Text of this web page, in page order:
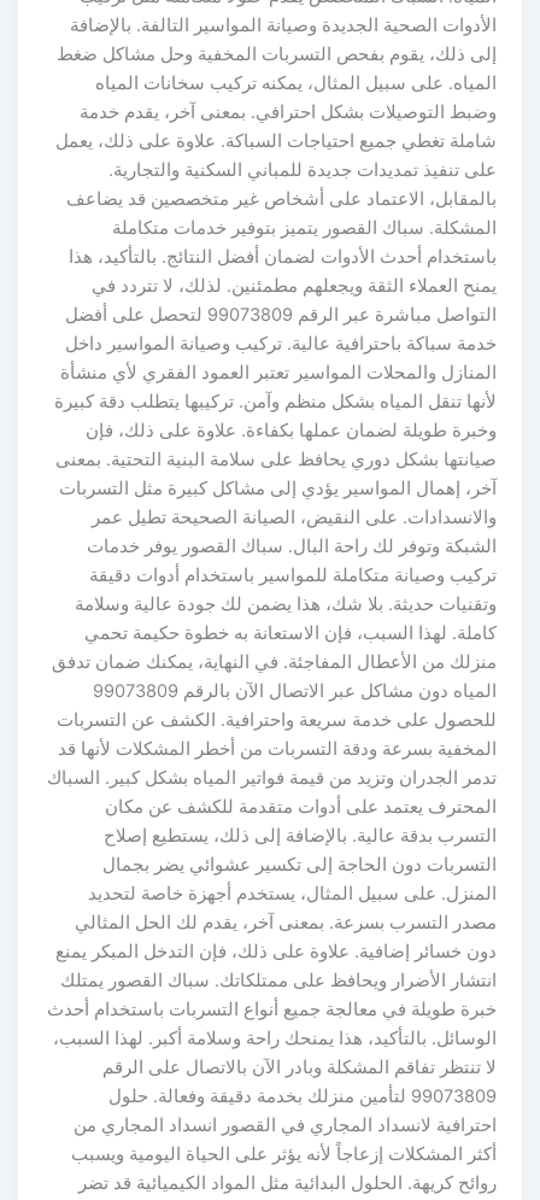
الأدوات الصحية الجديدة وصيانة المواسير التالفة. بالإضافة
إلى ذلك، يقوم بفحص التسربات المخفية وحل مشاكل ضغط
المياه. على سبيل المثال، يمكنه تركيب سخانات المياه
وضبط التوصيلات بشكل احترافي. بمعنى آخر، يقدم خدمة
شاملة تغطي جميع احتياجات السباكة. علاوة على ذلك، يعمل
على تنفيذ تمديدات جديدة للمباني السكنية والتجارية.
بالمقابل، الاعتماد على أشخاص غير متخصصين قد يضاعف
المشكلة. سباك القصور يتميز بتوفير خدمات متكاملة
باستخدام أحدث الأدوات لضمان أفضل النتائج. بالتأكيد، هذا
يمنح العملاء الثقة ويجعلهم مطمئنين. لذلك، لا تتردد في
التواصل مباشرة عبر الرقم 99073809 لتحصل على أفضل
خدمة سباكة باحترافية عالية. تركيب وصيانة المواسير داخل
المنازل والمحلات المواسير تعتبر العمود الفقري لأي منشأة
لأنها تنقل المياه بشكل منظم وآمن. تركيبها يتطلب دقة كبيرة
وخبرة طويلة لضمان عملها بكفاءة. علاوة على ذلك، فإن
صيانتها بشكل دوري يحافظ على سلامة البنية التحتية. بمعنى
آخر، إهمال المواسير يؤدي إلى مشاكل كبيرة مثل التسربات
والانسدادات. على النقيض، الصيانة الصحيحة تطيل عمر
الشبكة وتوفر لك راحة البال. سباك القصور يوفر خدمات
تركيب وصيانة متكاملة للمواسير باستخدام أدوات دقيقة
وتقنيات حديثة. بلا شك، هذا يضمن لك جودة عالية وسلامة
كاملة. لهذا السبب، فإن الاستعانة به خطوة حكيمة تحمي
منزلك من الأعطال المفاجئة. في النهاية، يمكنك ضمان تدفق
المياه دون مشاكل عبر الاتصال الآن بالرقم 99073809
للحصول على خدمة سريعة واحترافية. الكشف عن التسربات
المخفية بسرعة ودقة التسربات من أخطر المشكلات لأنها قد
تدمر الجدران وتزيد من قيمة فواتير المياه بشكل كبير. السباك
المحترف يعتمد على أدوات متقدمة للكشف عن مكان
التسرب بدقة عالية. بالإضافة إلى ذلك، يستطيع إصلاح
التسربات دون الحاجة إلى تكسير عشوائي يضر بجمال
المنزل. على سبيل المثال، يستخدم أجهزة خاصة لتحديد
مصدر التسرب بسرعة. بمعنى آخر، يقدم لك الحل المثالي
دون خسائر إضافية. علاوة على ذلك، فإن التدخل المبكر يمنع
انتشار الأضرار ويحافظ على ممتلكاتك. سباك القصور يمتلك
خبرة طويلة في معالجة جميع أنواع التسربات باستخدام أحدث
الوسائل. بالتأكيد، هذا يمنحك راحة وسلامة أكبر. لهذا السبب،
لا تنتظر تفاقم المشكلة وبادر الآن بالاتصال على الرقم
99073809 لتأمين منزلك بخدمة دقيقة وفعالة. حلول
احترافية لانسداد المجاري في القصور انسداد المجاري من
أكثر المشكلات إزعاجاً لأنه يؤثر على الحياة اليومية ويسبب
روائح كريهة. الحلول البدائية مثل المواد الكيميائية قد تضر